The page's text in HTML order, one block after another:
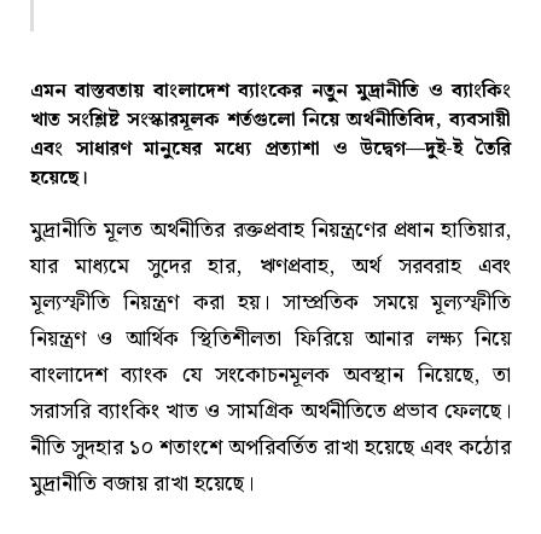
এমন বাস্তবতায় বাংলাদেশ ব্যাংকের নতুন মুদ্রানীতি ও ব্যাংকিং
খাত সংশ্লিষ্ট সংস্কারমূলক শর্তগুলো নিয়ে অর্থনীতিবিদ, ব্যবসায়ী
এবং সাধারণ মানুষের মধ্যে প্রত্যাশা ও উদ্বেগ—দুই-ই তৈরি
হয়েছে।
মুদ্রানীতি মূলত অর্থনীতির রক্তপ্রবাহ নিয়ন্ত্রণের প্রধান হাতিয়ার,
যার মাধ্যমে সুদের হার, ঋণপ্রবাহ, অর্থ সরবরাহ এবং
মূল্যস্ফীতি নিয়ন্ত্রণ করা হয়। সাম্প্রতিক সময়ে মূল্যস্ফীতি
নিয়ন্ত্রণ ও আর্থিক স্থিতিশীলতা ফিরিয়ে আনার লক্ষ্য নিয়ে
বাংলাদেশ ব্যাংক যে সংকোচনমূলক অবস্থান নিয়েছে, তা
সরাসরি ব্যাংকিং খাত ও সামগ্রিক অর্থনীতিতে প্রভাব ফেলছে।
নীতি সুদহার ১০ শতাংশে অপরিবর্তিত রাখা হয়েছে এবং কঠোর
মুদ্রানীতি বজায় রাখা হয়েছে।